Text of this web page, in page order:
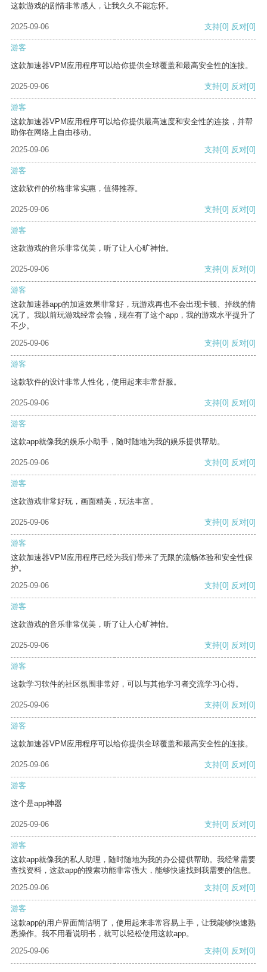
这款游戏的剧情非常感人，让我久久不能忘怀。
2025-09-06 支持[0] 反对[0]
游客
这款加速器VPM应用程序可以给你提供全球覆盖和最高安全性的连接。
2025-09-06 支持[0] 反对[0]
游客
这款加速器VPM应用程序可以给你提供最高速度和安全性的连接，并帮
助你在网络上自由移动。
2025-09-06
支持[0] 反对[0]
游客
这款软件的价格非常实惠，值得推荐。
2025-09-06 支持[0] 反对[0]
游客
这款游戏的音乐非常优美，听了让人心旷神怡。
2025-09-06 支持[0] 反对[0]
游客
这款加速器app的加速效果非常好，玩游戏再也不会出现卡顿、掉线的情
况了。我以前玩游戏经常会输，现在有了这个app，我的游戏水平提升了
不少。
2025-09-06
支持[0] 反对[0]
游客
这款软件的设计非常人性化，使用起来非常舒服。
2025-09-06 支持[0] 反对[0]
游客
这款app就像我的娱乐小助手，随时随地为我的娱乐提供帮助。
2025-09-06 支持[0] 反对[0]
游客
这款游戏非常好玩，画面精美，玩法丰富。
2025-09-06 支持[0] 反对[0]
游客
这款加速器VPM应用程序已经为我们带来了无限的流畅体验和安全性保
护。
2025-09-06
支持[0] 反对[0]
游客
这款游戏的音乐非常优美，听了让人心旷神怡。
2025-09-06 支持[0] 反对[0]
游客
这款学习软件的社区氛围非常好，可以与其他学习者交流学习心得。
2025-09-06 支持[0] 反对[0]
游客
这款加速器VPM应用程序可以给你提供全球覆盖和最高安全性的连接。
2025-09-06 支持[0] 反对[0]
游客
这个是app神器
2025-09-06 支持[0] 反对[0]
游客
这款app就像我的私人助理，随时随地为我的办公提供帮助。我经常需要
查找资料，这款app的搜索功能非常强大，能够快速找到我需要的信息。
2025-09-06
支持[0] 反对[0]
游客
这款app的用户界面简洁明了，使用起来非常容易上手，让我能够快速熟
悉操作。我不用看说明书，就可以轻松使用这款app。
2025-09-06
支持[0] 反对[0]